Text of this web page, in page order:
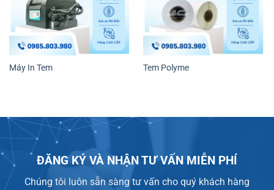
Máy In Tem Tem Polyme
ĐĂNG KÝ VÀ NHẬN TƯ VẤN MIỄN PHÍ
Chúng tôi luôn sẵn sàng tư vấn cho quý khách hàng